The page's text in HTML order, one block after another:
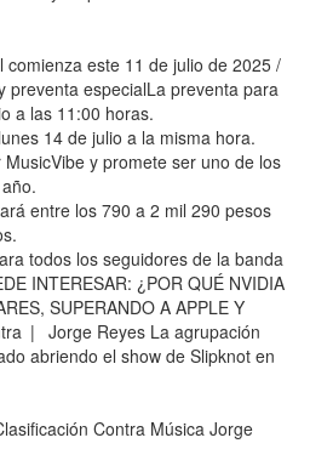
este 11 de julio de 2025 /
preventa especialLa preventa para
a las 11:00 horas.
14 de julio a la misma hora.
y promete ser uno de los
entre los 790 a 2 mil 290 pesos
todos los seguidores de la banda
INTERESAR: ¿POR QUÉ NVIDIA
SUPERANDO A APPLE Y
| Jorge Reyes La agrupación
abriendo el show de Slipknot en
Contra Música Jorge